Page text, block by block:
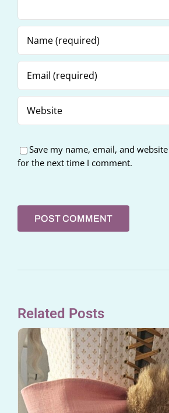
Save my name, email, and
for the next time I comment.
Related Posts